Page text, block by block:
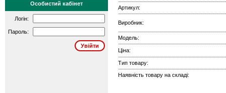
Особистий кабінет
Логін:
Пароль:
Артикул:
Виробник:
Модель:
Ціна:
Тип товару:
Наявність товару на складі: